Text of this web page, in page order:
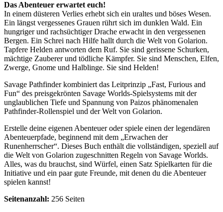
Das Abenteuer erwartet euch!
In einem düsteren Verlies erhebt sich ein uraltes und böses Wesen.
Ein längst vergessenes Grauen rührt sich im dunklen Wald. Ein
hungriger und rachsüchtiger Drache erwacht in den vergessenen
Bergen. Ein Schrei nach Hilfe hallt durch die Welt von Golarion.
Tapfere Helden antworten dem Ruf. Sie sind gerissene Schurken,
mächtige Zauberer und tödliche Kämpfer. Sie sind Menschen, Elfen,
Zwerge, Gnome und Halblinge. Sie sind Helden!
Savage Pathfinder kombiniert das Leitprinzip „Fast, Furious and
Fun“ des preisgekrönten Savage Worlds-Spielsystems mit der
unglaublichen Tiefe und Spannung von Paizos phänomenalen
Pathfinder-Rollenspiel und der Welt von Golarion.
Erstelle deine eigenen Abenteuer oder spiele einen der legendären
Abenteuerpfade, beginnend mit dem „Erwachen der
Runenherrscher“. Dieses Buch enthält die vollständigen, speziell auf
die Welt von Golarion zugeschnitten Regeln von Savage Worlds.
Alles, was du brauchst, sind Würfel, einen Satz Spielkarten für die
Initiative und ein paar gute Freunde, mit denen du die Abenteuer
spielen kannst!
Seitenanzahl: 256 Seiten